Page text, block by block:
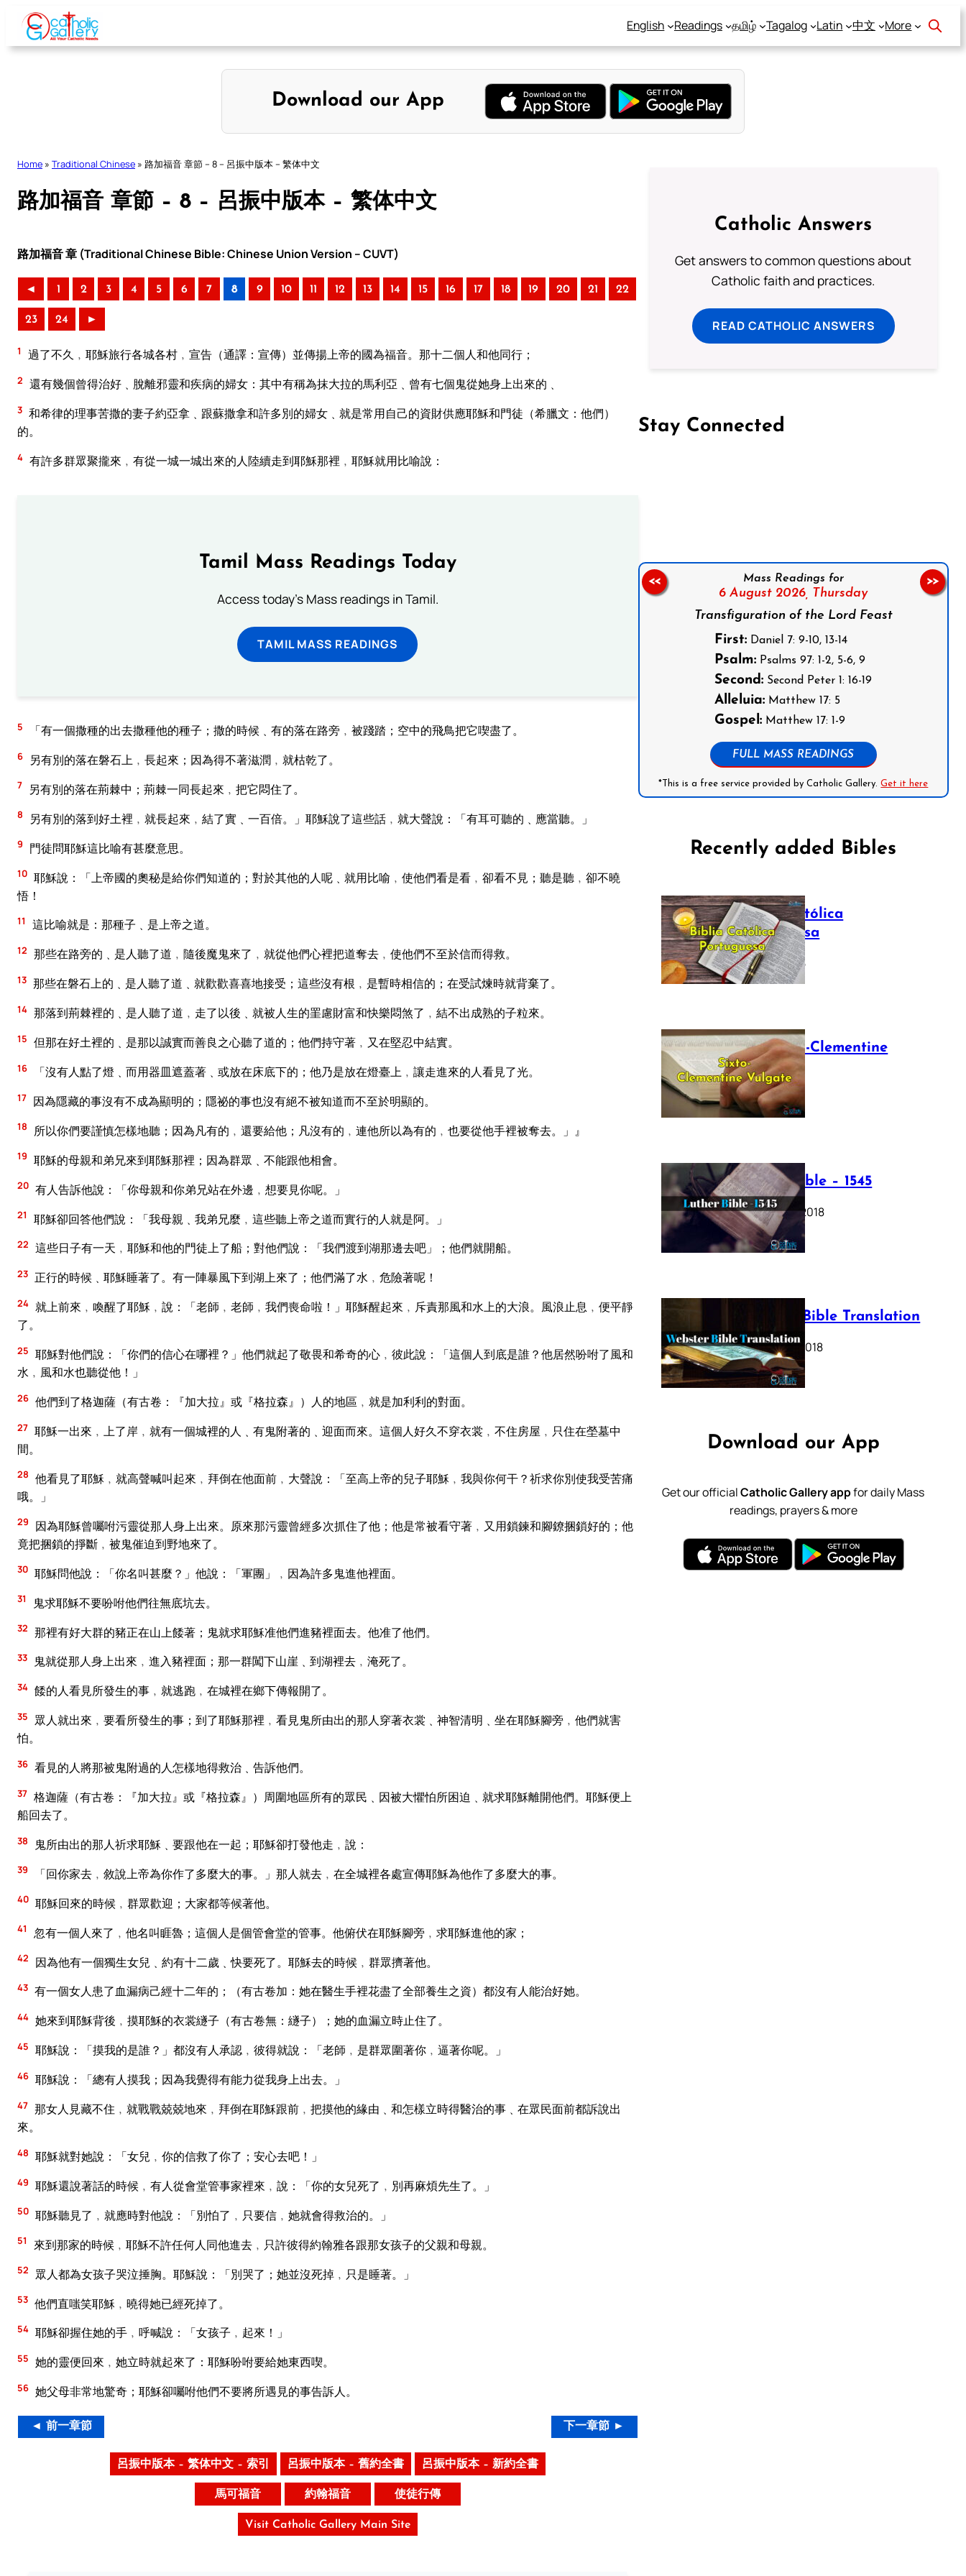
Skip
content
English Readings தமிழ் Tagalog Latin 中文 More
Download our App
Home » Traditional Chinese » 路加福音 章節 – 8 – 呂振中版本 – 繁体中文
路加福音 章節 – 8 – 呂振中版本 – 繁体中文
路加福音 章 (Traditional Chinese Bible: Chinese Union Version – CUVT)
◄ 1 2 3 4 5 6 7 8 9 10 11 12 13 14 15 16 17 18 19 20 21 22
23 24 ►
1 過了不久﹐耶穌旅行各城各村﹐宣告（通譯：宣傳）並傳揚上帝的國為福音。那十二個人和他同行；
2 還有幾個曾得治好﹑脫離邪靈和疾病的婦女：其中有稱為抹大拉的馬利亞﹑曾有七個鬼從她身上出來的﹑
3 和希律的理事苦撒的妻子約亞拿﹑跟蘇撒拿和許多別的婦女﹑就是常用自己的資財供應耶穌和門徒（希臘文：他們）
的。
4 有許多群眾聚攏來﹐有從一城一城出來的人陸續走到耶穌那裡﹐耶穌就用比喻說：
Tamil Mass Readings Today
Access today's Mass readings in Tamil.
TAMIL MASS READINGS
5 「有一個撒種的出去撒種他的種子；撒的時候﹑有的落在路旁﹐被踐踏；空中的飛鳥把它喫盡了。
6 另有別的落在磐石上﹐長起來；因為得不著滋潤﹐就枯乾了。
7 另有別的落在荊棘中；荊棘一同長起來﹐把它悶住了。
8 另有別的落到好土裡﹐就長起來﹐結了實﹑一百倍。」耶穌說了這些話﹐就大聲說：「有耳可聽的﹑應當聽。」
9 門徒問耶穌這比喻有甚麼意思。
10 耶穌說：「上帝國的奧秘是給你們知道的；對於其他的人呢﹑就用比喻﹐使他們看是看﹐卻看不見；聽是聽﹐卻不曉
悟！
11 這比喻就是：那種子﹑是上帝之道。
12 那些在路旁的﹑是人聽了道﹐隨後魔鬼來了﹐就從他們心裡把道奪去﹐使他們不至於信而得救。
13 那些在磐石上的﹑是人聽了道﹑就歡歡喜喜地接受；這些沒有根﹐是暫時相信的；在受試煉時就背棄了。
14 那落到荊棘裡的﹑是人聽了道﹐走了以後﹑就被人生的罣慮財富和快樂悶煞了﹐結不出成熟的子粒來。
15 但那在好土裡的﹑是那以誠實而善良之心聽了道的；他們持守著﹐又在堅忍中結實。
16 「沒有人點了燈﹑而用器皿遮蓋著﹑或放在床底下的；他乃是放在燈臺上﹐讓走進來的人看見了光。
17 因為隱藏的事沒有不成為顯明的；隱祕的事也沒有絕不被知道而不至於明顯的。
18 所以你們要謹慎怎樣地聽；因為凡有的﹐還要給他；凡沒有的﹐連他所以為有的﹐也要從他手裡被奪去。」』
19 耶穌的母親和弟兄來到耶穌那裡；因為群眾﹑不能跟他相會。
20 有人告訴他說：「你母親和你弟兄站在外邊﹐想要見你呢。」
21 耶穌卻回答他們說：「我母親﹑我弟兄麼﹐這些聽上帝之道而實行的人就是阿。」
22 這些日子有一天﹐耶穌和他的門徒上了船；對他們說：「我們渡到湖那邊去吧」；他們就開船。
23 正行的時候﹑耶穌睡著了。有一陣暴風下到湖上來了；他們滿了水﹐危險著呢！
24 就上前來﹐喚醒了耶穌﹐說：「老師﹐老師﹐我們喪命啦！」耶穌醒起來﹐斥責那風和水上的大浪。風浪止息﹐便平靜
了。
25 耶穌對他們說：「你們的信心在哪裡？」他們就起了敬畏和希奇的心﹐彼此說：「這個人到底是誰？他居然吩咐了風和
水﹐風和水也聽從他！」
26 他們到了格迦薩（有古卷：『加大拉』或『格拉森』）人的地區﹐就是加利利的對面。
27 耶穌一出來﹐上了岸﹐就有一個城裡的人﹑有鬼附著的﹑迎面而來。這個人好久不穿衣裳﹐不住房屋﹐只住在塋墓中
間。
28 他看見了耶穌﹐就高聲喊叫起來﹐拜倒在他面前﹐大聲說：「至高上帝的兒子耶穌﹐我與你何干？祈求你別使我受苦痛
哦。」
29
因為耶穌曾囑咐污靈從那人身上出來。原來那污靈曾經多次抓住了他；他是常被看守著﹐又用鎖鍊和腳鐐捆鎖好的；他
竟把捆鎖的掙斷﹐被鬼催迫到野地來了。
30 耶穌問他說：「你名叫甚麼？」他說：「軍團」﹐因為許多鬼進他裡面。
31 鬼求耶穌不要吩咐他們往無底坑去。
32 那裡有好大群的豬正在山上餧著；鬼就求耶穌准他們進豬裡面去。他准了他們。
33 鬼就從那人身上出來﹐進入豬裡面；那一群闖下山崖﹑到湖裡去﹐淹死了。
34 餧的人看見所發生的事﹐就逃跑﹐在城裡在鄉下傳報開了。
35
眾人就出來﹐要看所發生的事；到了耶穌那裡﹐看見鬼所由出的那人穿著衣裳﹑神智清明﹑坐在耶穌腳旁﹐他們就害
怕。
36 看見的人將那被鬼附過的人怎樣地得救治﹑告訴他們。
37 格迦薩（有古卷：『加大拉』或『格拉森』）周圍地區所有的眾民﹑因被大懼怕所困迫﹑就求耶穌離開他們。耶穌便上
船回去了。
38 鬼所由出的那人祈求耶穌﹑要跟他在一起；耶穌卻打發他走﹐說：
39 「回你家去﹐敘說上帝為你作了多麼大的事。」那人就去﹐在全城裡各處宣傳耶穌為他作了多麼大的事。
40 耶穌回來的時候﹐群眾歡迎；大家都等候著他。
41 忽有一個人來了﹐他名叫睚魯；這個人是個管會堂的管事。他俯伏在耶穌腳旁﹐求耶穌進他的家；
42 因為他有一個獨生女兒﹑約有十二歲﹑快要死了。耶穌去的時候﹐群眾擠著他。
43 有一個女人患了血漏病己經十二年的；（有古卷加：她在醫生手裡花盡了全部養生之資）都沒有人能治好她。
44 她來到耶穌背後﹐摸耶穌的衣裳繸子（有古卷無：繸子）；她的血漏立時止住了。
45 耶穌說：「摸我的是誰？」都沒有人承認﹐彼得就說：「老師﹐是群眾圍著你﹐逼著你呢。」
46 耶穌說：「總有人摸我；因為我覺得有能力從我身上出去。」
47 那女人見藏不住﹐就戰戰兢兢地來﹐拜倒在耶穌跟前﹐把摸他的緣由﹑和怎樣立時得醫治的事﹑在眾民面前都訴說出
來。
48 耶穌就對她說：「女兒﹐你的信救了你了；安心去吧！」
49 耶穌還說著話的時候﹐有人從會堂管事家裡來﹐說：「你的女兒死了﹐別再麻煩先生了。」
50 耶穌聽見了﹐就應時對他說：「別怕了﹐只要信﹐她就會得救治的。」
51 來到那家的時候﹐耶穌不許任何人同他進去﹐只許彼得約翰雅各跟那女孩子的父親和母親。
52 眾人都為女孩子哭泣捶胸。耶穌說：「別哭了；她並沒死掉﹐只是睡著。」
53 他們直嗤笑耶穌﹐曉得她已經死掉了。
54 耶穌卻握住她的手﹐呼喊說：「女孩子﹐起來！」
55 她的靈便回來﹐她立時就起來了：耶穌吩咐要給她東西喫。
56 她父母非常地驚奇；耶穌卻囑咐他們不要將所遇見的事告訴人。
◄ 前一章節 下一章節 ►
呂振中版本 – 繁体中文 – 索引 呂振中版本 – 舊約全書 呂振中版本 – 新約全書
馬可福音 約翰福音 使徒行傳
Visit Catholic Gallery Main Site
Catholic Answers
Get answers to common questions about
Catholic faith and practices.
READ CATHOLIC ANSWERS
Stay Connected
Mass Readings for
6 August 2026, Thursday
Transfiguration of the Lord Feast
First: Daniel 7: 9-10, 13-14
Psalm: Psalms 97: 1-2, 5-6, 9
Second: Second Peter 1: 16-19
Alleluia: Matthew 17: 5
Gospel: Matthew 17: 1-9
FULL MASS READINGS
*This is a free service provided by Catholic Gallery.Get it here
<< >>
Recently added Bibles
Bíblia Católica
Portuguesa
July 16, 2025
The Sixto-Clementine
Vulgate
July 12, 2025
Luther Bible – 1545
October 17, 2018
Webster Bible Translation
October 11, 2018
Download our App
Get our officialCatholic Gallery appfor daily Mass
readings, prayers & more